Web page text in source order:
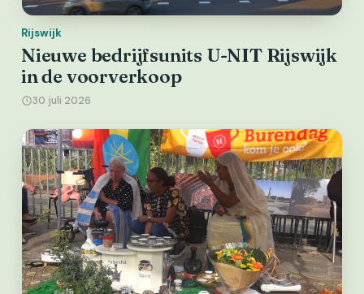
Rijswijk
Nieuwe bedrijfsunits U-NIT Rijswijk
in de voorverkoop
30 juli 2026